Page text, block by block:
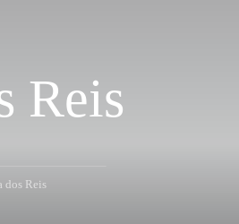
Reis
dos Reis